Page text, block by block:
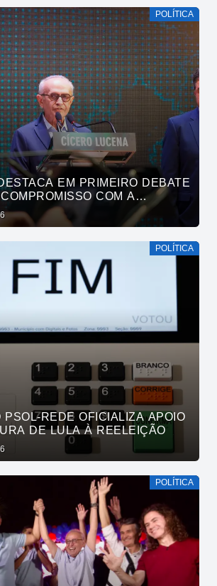
POLÍTICA
EM PRIMEIRO DEBATE
COM A
DO ESTADO
POLÍTICA
PSOL-REDE OFICIALIZA APOIO
DE LULA À REELEIÇÃO
POLÍTICA